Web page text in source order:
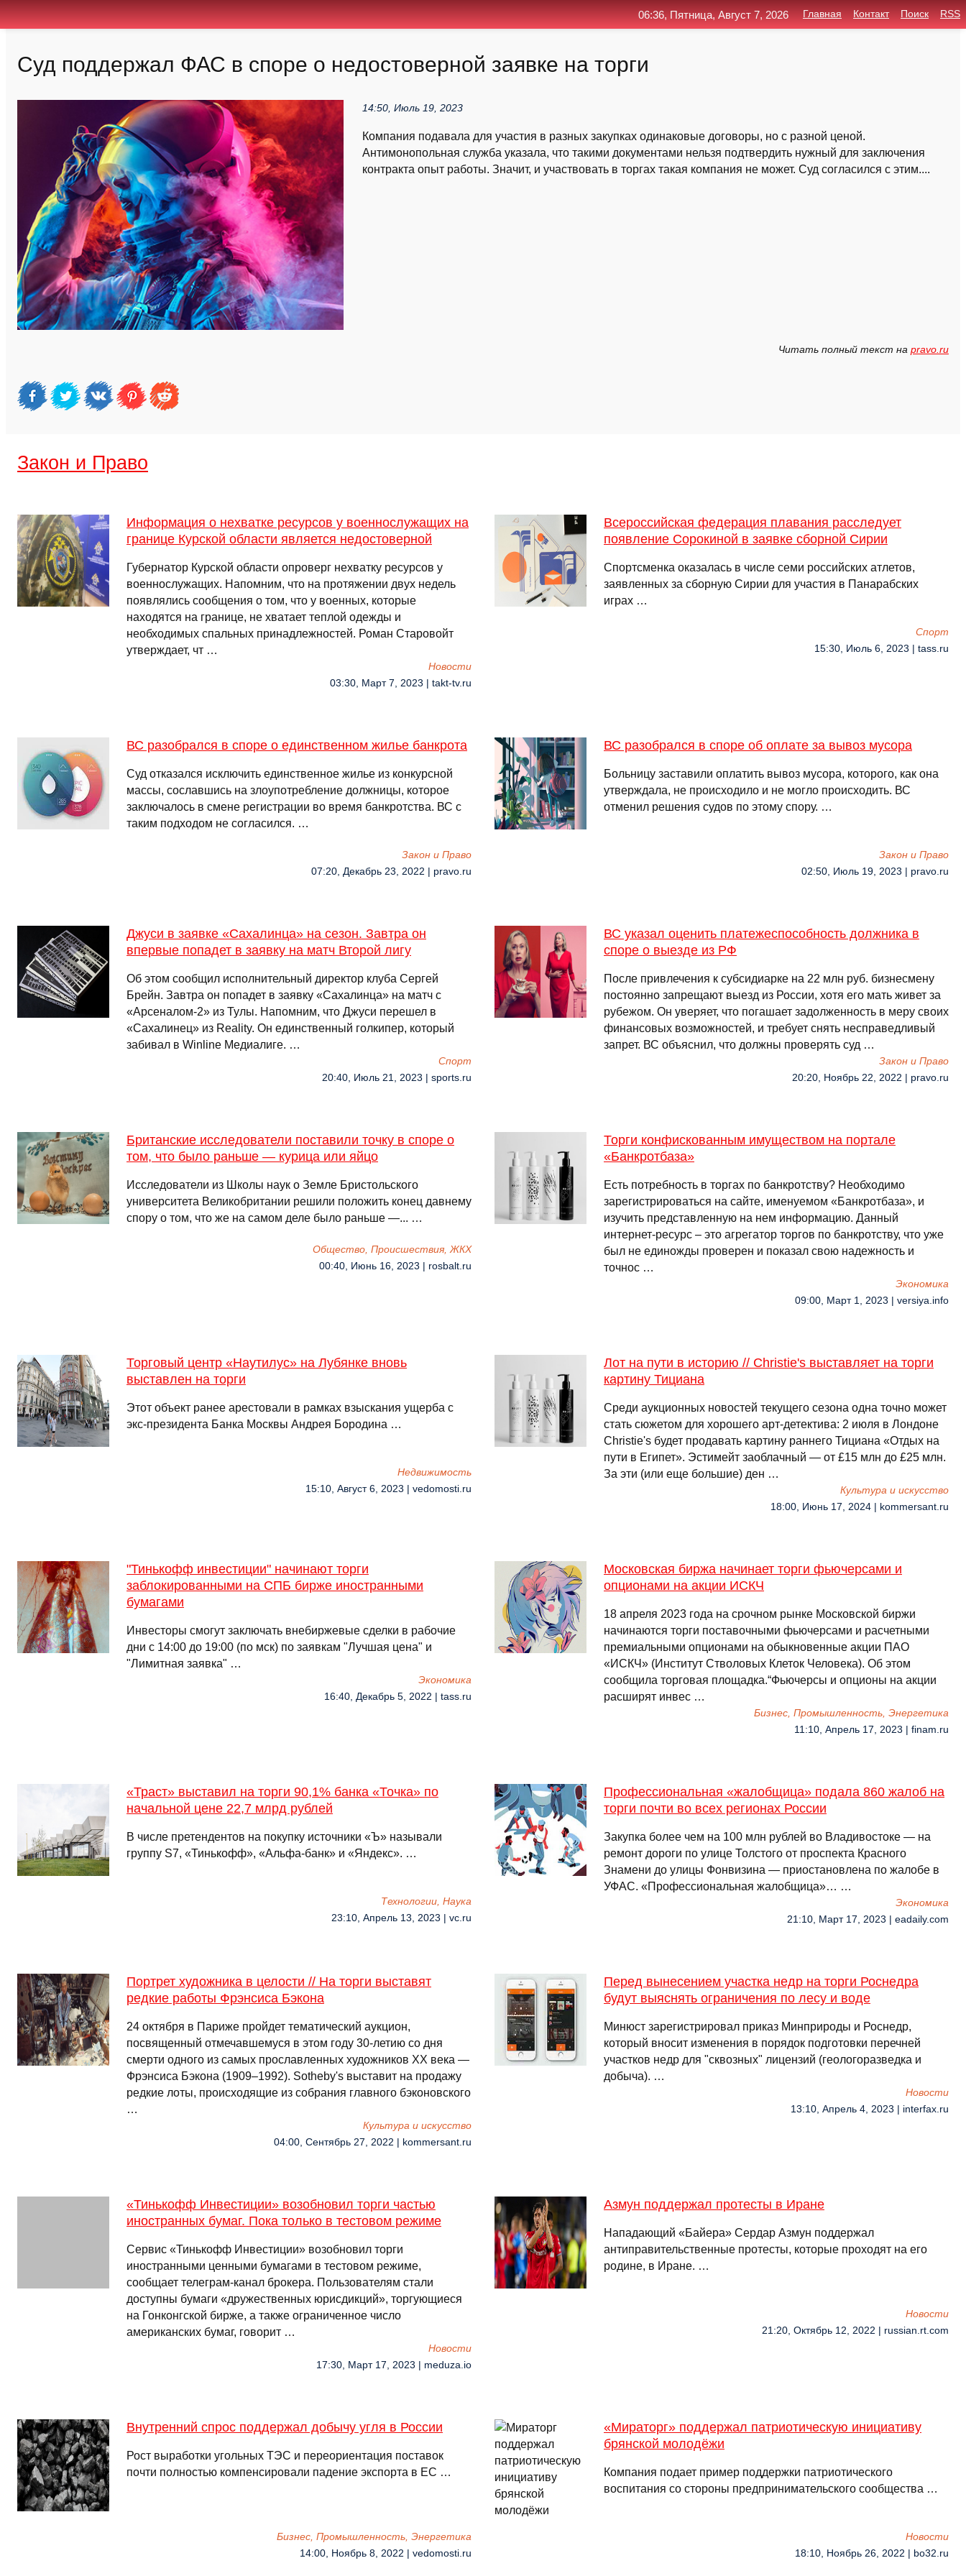
Суд поддержал ФАС в споре о недостоверной заявке на торги
14:50, Июль 19, 2023
Компания подавала для участия в разных закупках одинаковые договоры, но с разной ценой.
Антимонопольная служба указала, что такими документами нельзя подтвердить нужный для заключения
контракта опыт работы. Значит, и участвовать в торгах такая компания не может. Суд согласился с этим....
Читать полный текст на pravo.ru
Закон и Право
Информация о нехватке ресурсов у военнослужащих на
границе Курской области является недостоверной
Губернатор Курской области опроверг нехватку ресурсов у
военнослужащих. Напомним, что на протяжении двух недель
появлялись сообщения о том, что у военных, которые
находятся на границе, не хватает теплой одежды и
необходимых спальных принадлежностей. Роман Старовойт
утверждает, чт …
Новости
03:30, Март 7, 2023 | takt-tv.ru
Всероссийская федерация плавания расследует
появление Сорокиной в заявке сборной Сирии
Спортсменка оказалась в числе семи российских атлетов,
заявленных за сборную Сирии для участия в Панарабских
играх …
Спорт
15:30, Июль 6, 2023 | tass.ru
ВС разобрался в споре о единственном жилье банкрота
Суд отказался исключить единственное жилье из конкурсной
массы, сославшись на злоупотребление должницы, которое
заключалось в смене регистрации во время банкротства. ВС с
таким подходом не согласился. …
Закон и Право
07:20, Декабрь 23, 2022 | pravo.ru
ВС разобрался в споре об оплате за вывоз мусора
Больницу заставили оплатить вывоз мусора, которого, как она
утверждала, не происходило и не могло происходить. ВС
отменил решения судов по этому спору. …
Закон и Право
02:50, Июль 19, 2023 | pravo.ru
Джуси в заявке «Сахалинца» на сезон. Завтра он
впервые попадет в заявку на матч Второй лигу
Об этом сообщил исполнительный директор клуба Сергей
Брейн. Завтра он попадет в заявку «Сахалинца» на матч с
«Арсеналом-2» из Тулы. Напомним, что Джуси перешел в
«Сахалинец» из Reality. Он единственный голкипер, который
забивал в Winline Медиалиге. …
Спорт
20:40, Июль 21, 2023 | sports.ru
ВС указал оценить платежеспособность должника в
споре о выезде из РФ
После привлечения к субсидиарке на 22 млн руб. бизнесмену
постоянно запрещают выезд из России, хотя его мать живет за
рубежом. Он уверяет, что погашает задолженность в меру своих
финансовых возможностей, и требует снять несправедливый
запрет. ВС объяснил, что должны проверять суд …
Закон и Право
20:20, Ноябрь 22, 2022 | pravo.ru
Британские исследователи поставили точку в споре о
том, что было раньше — курица или яйцо
Исследователи из Школы наук о Земле Бристольского
университета Великобритании решили положить конец давнему
спору о том, что же на самом деле было раньше —... …
Общество, Происшествия, ЖКХ
00:40, Июнь 16, 2023 | rosbalt.ru
Торги конфискованным имуществом на портале
«Банкротбаза»
Есть потребность в торгах по банкротству? Необходимо
зарегистрироваться на сайте, именуемом «Банкротбаза», и
изучить представленную на нем информацию. Данный
интернет-ресурс – это агрегатор торгов по банкротству, что уже
был не единожды проверен и показал свою надежность и
точнос …
Экономика
09:00, Март 1, 2023 | versiya.info
Торговый центр «Наутилус» на Лубянке вновь
выставлен на торги
Этот объект ранее арестовали в рамках взыскания ущерба с
экс-президента Банка Москвы Андрея Бородина …
Недвижимость
15:10, Август 6, 2023 | vedomosti.ru
Лот на пути в историю // Christie's выставляет на торги
картину Тициана
Среди аукционных новостей текущего сезона одна точно может
стать сюжетом для хорошего арт-детектива: 2 июля в Лондоне
Christie's будет продавать картину раннего Тициана «Отдых на
пути в Египет». Эстимейт заоблачный — от £15 млн до £25 млн.
За эти (или еще большие) ден …
Культура и искусство
18:00, Июнь 17, 2024 | kommersant.ru
"Тинькофф инвестиции" начинают торги
заблокированными на СПБ бирже иностранными
бумагами
Инвесторы смогут заключать внебиржевые сделки в рабочие
дни с 14:00 до 19:00 (по мск) по заявкам "Лучшая цена" и
"Лимитная заявка" …
Экономика
16:40, Декабрь 5, 2022 | tass.ru
Московская биржа начинает торги фьючерсами и
опционами на акции ИСКЧ
18 апреля 2023 года на срочном рынке Московской биржи
начинаются торги поставочными фьючерсами и расчетными
премиальными опционами на обыкновенные акции ПАО
«ИСКЧ» (Институт Стволовых Клеток Человека). Об этом
сообщила торговая площадка.“Фьючерсы и опционы на акции
расширят инвес …
Бизнес, Промышленность, Энергетика
11:10, Апрель 17, 2023 | finam.ru
«Траст» выставил на торги 90,1% банка «Точка» по
начальной цене 22,7 млрд рублей
В числе претендентов на покупку источники «Ъ» называли
группу S7, «Тинькофф», «Альфа-банк» и «Яндекс». …
Технологии, Наука
23:10, Апрель 13, 2023 | vc.ru
Профессиональная «жалобщица» подала 860 жалоб на
торги почти во всех регионах России
Закупка более чем на 100 млн рублей во Владивостоке — на
ремонт дороги по улице Толстого от проспекта Красного
Знамени до улицы Фонвизина — приостановлена по жалобе в
УФАС. «Профессиональная жалобщица»… …
Экономика
21:10, Март 17, 2023 | eadaily.com
Портрет художника в целости // На торги выставят
редкие работы Фрэнсиса Бэкона
24 октября в Париже пройдет тематический аукцион,
посвященный отмечавшемуся в этом году 30-летию со дня
смерти одного из самых прославленных художников ХХ века —
Фрэнсиса Бэкона (1909–1992). Sotheby's выставит на продажу
редкие лоты, происходящие из собрания главного бэконовского
…
Культура и искусство
04:00, Сентябрь 27, 2022 | kommersant.ru
Перед вынесением участка недр на торги Роснедра
будут выяснять ограничения по лесу и воде
Минюст зарегистрировал приказ Минприроды и Роснедр,
который вносит изменения в порядок подготовки перечней
участков недр для "сквозных" лицензий (геологоразведка и
добыча). …
Новости
13:10, Апрель 4, 2023 | interfax.ru
«Тинькофф Инвестиции» возобновил торги частью
иностранных бумаг. Пока только в тестовом режиме
Сервис «Тинькофф Инвестиции» возобновил торги
иностранными ценными бумагами в тестовом режиме,
сообщает телеграм-канал брокера. Пользователям стали
доступны бумаги «дружественных юрисдикций», торгующиеся
на Гонконгской бирже, а также ограниченное число
американских бумаг, говорит …
Новости
17:30, Март 17, 2023 | meduza.io
Азмун поддержал протесты в Иране
Нападающий «Байера» Сердар Азмун поддержал
антиправительственные протесты, которые проходят на его
родине, в Иране. …
Новости
21:20, Октябрь 12, 2022 | russian.rt.com
Внутренний спрос поддержал добычу угля в России
Рост выработки угольных ТЭС и переориентация поставок
почти полностью компенсировали падение экспорта в ЕС …
Бизнес, Промышленность, Энергетика
14:00, Ноябрь 8, 2022 | vedomosti.ru
«Мираторг» поддержал патриотическую инициативу
брянской молодёжи
Компания подает пример поддержки патриотического
воспитания со стороны предпринимательского сообщества …
Новости
18:10, Ноябрь 26, 2022 | bo32.ru
06:36, Пятница, Август 7, 2026 Главная Контакт Поиск RSS